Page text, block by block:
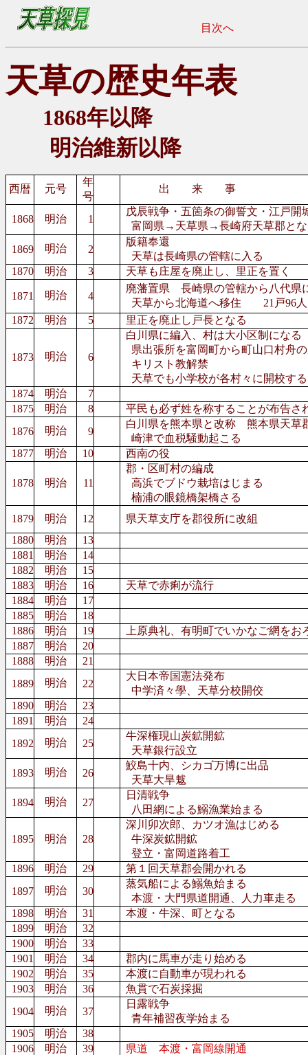
目次へ
天草の歴史年表
1868年以降
明治維新以降
西暦 元号
年
号
出 来 事
1868 明治 1
戊辰戦争・五箇条の御誓文・江戸開
富岡県→天草県→長崎府天草郡とな
1869
明治 2
版籍奉還
天草は長崎県の管轄に入る
1870
明治 3 天草も庄屋を廃止し、里正を置く
1871 明治 4
廃藩置県 長崎県の管轄から八代県
天草から北海道へ移住 21戸96人
1872
明治 5 里正を廃止し戸長となる
1873 明治 6
白川県に編入、村は大小区制になる
県出張所を富岡町から町山口村舟
キリスト教解禁
天草でも小学校が各村々に開校す
1874
明治
7
1875
明治 8
平民も必ず姓を称することが布告さ
1876
明治 9
白川県を熊本県と改称 熊本県天草
崎津で血税騒動起こる
1877
明治 10 西南の役
1878 明治 11
郡・区町村の編成
高浜でブドウ栽培はじまる
楠浦の眼鏡橋架橋さる
1879
明治 12
県天草支庁を郡役所に改組
1880
明治
13
1881
明治
14
1882
明治
15
1883
明治 16
天草で赤痢が流行
1884
明治
17
1885
明治
18
1886
明治 19
上原典礼、有明町でいかなご網をお
1887
明治
20
1888
明治
21
1889
明治 22
大日本帝国憲法発布
中学済々學、天草分校開佼
1890
明治
23
1891
明治
24
1892
明治 25
牛深権現山炭鉱開鉱
天草銀行設立
1893
明治 26
鮫島十内、シカゴ万博に出品
天草大旱魃
1894
明治 27
日清戦争
八田網による鰯漁業始まる
1895 明治 28
深川卯次郎、カツオ漁はじめる
牛深炭鉱開鉱
登立・富岡道路着工
1896
明治 29
第１回天草郡会開かれる
1897
明治 30
蒸気船による鰯魚始まる
本渡・大門県道開通、人力車走る
1898
明治 31
本渡・牛深、町となる
1899
明治
32
1900
明治
33
1901
明治 34
郡内に馬車が走り始める
1902
明治 35
本渡に自動車が現われる
1903
明治 36
魚貫で石炭採掘
1904
明治 37
日露戦争
青年補習夜学始まる
1905
明治
38
1906
明治 39
県道 本渡・富岡線開通